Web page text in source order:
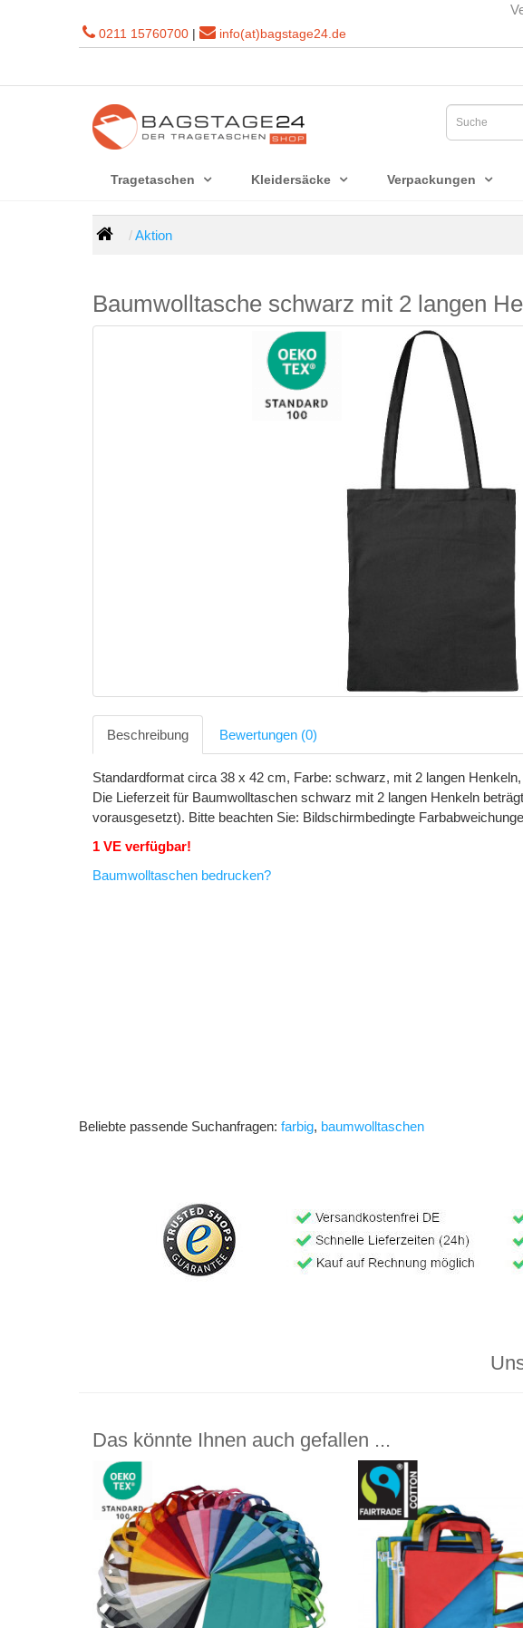
0211 15760700 | info(at)bagstage24.de
Tragetaschen Kleidersäcke Verpackungen
Aktion
Baumwolltasche schwarz mit 2 langen
Beschreibung Bewertungen (0)
Standardformat circa 38 x 42 cm, Farbe: schwarz, mit 2 langen
Die Lieferzeit für Baumwolltaschen schwarz mit 2 langen Henkeln
vorausgesetzt). Bitte beachten Sie: Bildschirmbedingte
1 VE verfügbar!
Baumwolltaschen bedrucken?
Beliebte passende Suchanfragen: farbig, baumwolltaschen
Das könnte Ihnen auch gefallen ...